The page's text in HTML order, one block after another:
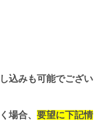
込みも可能でござい
場合、 要望に下記情